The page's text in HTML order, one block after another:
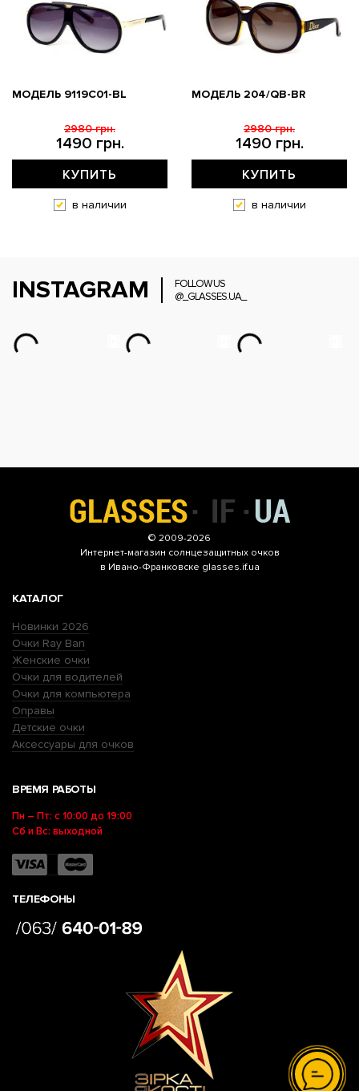
МОДЕЛЬ 9119С01-BL
1490 грн.
2980 грн.
КУПИТЬ
в наличии
МОДЕЛЬ 204/QB-BR
1490 грн.
2980 грн.
КУПИТЬ
в наличии
INSTAGRAM
FOLLOW US
@_GLASSES.UA_
© 2009-2026
Интернет-магазин солнцезащитных очков
в Ивано-Франковске glasses.if.ua
КАТАЛОГ
Новинки 2026
Очки Ray Ban
Женские очки
Очки для водителей
Очки для компьютера
Оправы
Детские очки
Аксессуары для очков
ВРЕМЯ РАБОТЫ
Пн – Пт: с 10:00 до 19:00
Сб и Вс: выходной
ТЕЛЕФОНЫ